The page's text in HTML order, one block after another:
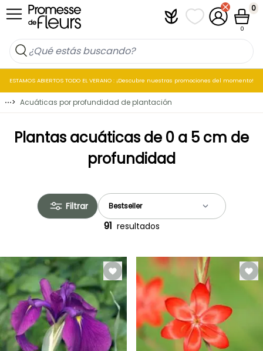
Ir al contenido PlantfitMis listas de
Mi cuenta
Cesta
0
0
ESTAMOS ABIERTOS TODO EL VERANO : ¡Descubre nuestras promociones del momento!
⋯> Acuáticas por profundidad de plantación
Plantas acuáticas de 0 a 5 cm de
profundidad
Filtrar
91 resultados